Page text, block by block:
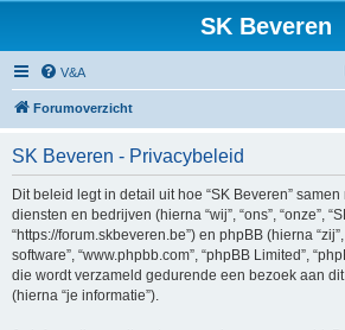
SK Beveren
V&A
Forumoverzicht
SK Beveren - Privacybeleid
Dit beleid legt in detail uit hoe “SK Beveren”
diensten en bedrijven (hierna “wij”, “ons”, “onze”,
“https://forum.skbeveren.be”) en phpBB (hierna “zij”,
software”, “www.phpbb.com”, “phpBB Limited”,
die wordt verzameld gedurende een bezoek aan
(hierna “je informatie”).